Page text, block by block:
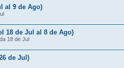
al 9 de Ago)
18 de Jul al 8 de Ago)
18 de Jul
de Jul)